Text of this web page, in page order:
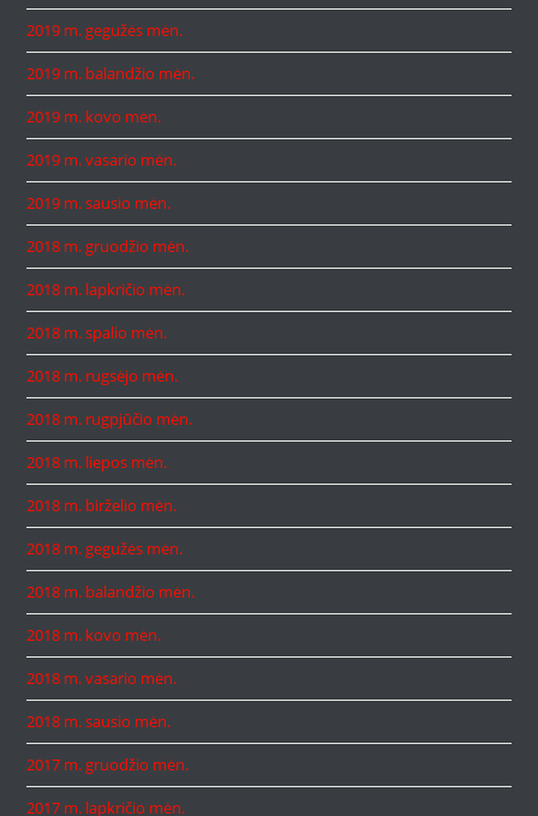
2019 m. gegužės mėn.
2019 m. balandžio mėn.
2019 m. kovo mėn.
2019 m. vasario mėn.
2019 m. sausio mėn.
2018 m. gruodžio mėn.
2018 m. lapkričio mėn.
2018 m. spalio mėn.
2018 m. rugsėjo mėn.
2018 m. rugpjūčio mėn.
2018 m. liepos mėn.
2018 m. birželio mėn.
2018 m. gegužės mėn.
2018 m. balandžio mėn.
2018 m. kovo mėn.
2018 m. vasario mėn.
2018 m. sausio mėn.
2017 m. gruodžio mėn.
2017 m. lapkričio mėn.